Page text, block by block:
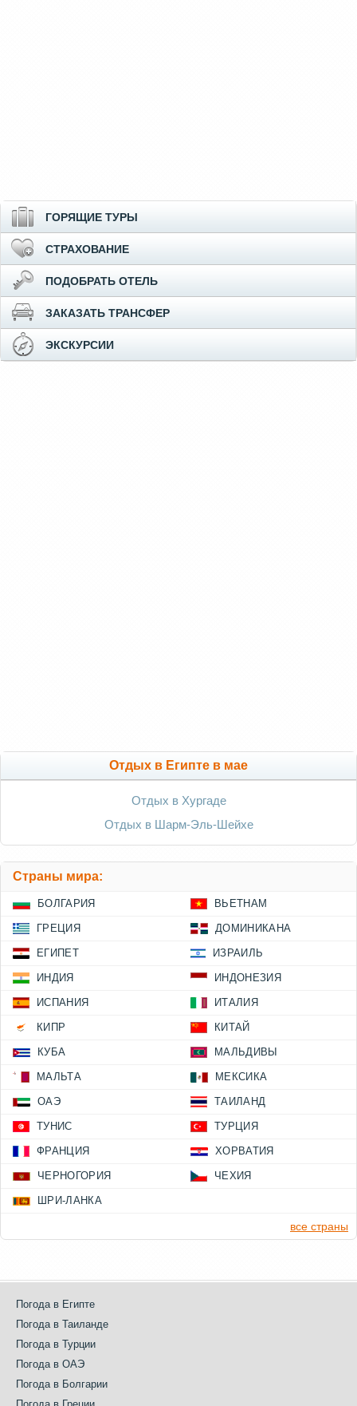
ГОРЯЩИЕ ТУРЫ
СТРАХОВАНИЕ
ПОДОБРАТЬ ОТЕЛЬ
ЗАКАЗАТЬ ТРАНСФЕР
ЭКСКУРСИИ
Отдых в Египте в мае
Отдых в Хургаде
Отдых в Шарм-Эль-Шейхе
Страны мира:
БОЛГАРИЯ ВЬЕТНАМ
ГРЕЦИЯ ДОМИНИКАНА
ЕГИПЕТ ИЗРАИЛЬ
ИНДИЯ ИНДОНЕЗИЯ
ИСПАНИЯ ИТАЛИЯ
КИПР КИТАЙ
КУБА МАЛЬДИВЫ
МАЛЬТА МЕКСИКА
ОАЭ ТАИЛАНД
ТУНИС ТУРЦИЯ
ФРАНЦИЯ ХОРВАТИЯ
ЧЕРНОГОРИЯ ЧЕХИЯ
ШРИ-ЛАНКА
все страны
Погода в Египте
Погода в Таиланде
Погода в Турции
Погода в ОАЭ
Погода в Болгарии